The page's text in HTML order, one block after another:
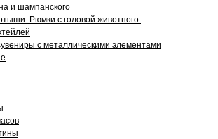
и шампанского
Рюмки с головой животного.
с металлическими элементами